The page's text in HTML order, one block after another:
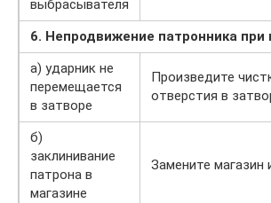
выбрасывателя
6. Непродвижение патронника при
а) ударник не
перемещается
в затворе
Произведите
отверстия в
б)
заклинивание
патрона в
магазине
Замените магазин